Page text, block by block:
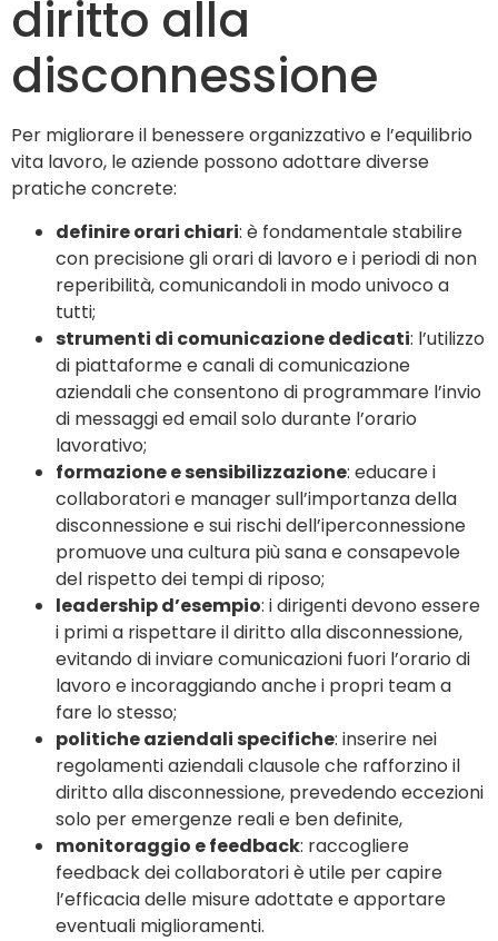
diritto alla
disconnessione
Per migliorare il benessere organizzativo e l’equilibrio
vita lavoro, le aziende possono adottare diverse
pratiche concrete:
definire orari chiari: è fondamentale stabilire
con precisione gli orari di lavoro e i periodi di non
reperibilità, comunicandoli in modo univoco a
tutti;
strumenti di comunicazione dedicati: l’utilizzo
di piattaforme e canali di comunicazione
aziendali che consentono di programmare l’invio
di messaggi ed email solo durante l’orario
lavorativo;
formazione e sensibilizzazione: educare i
collaboratori e manager sull’importanza della
disconnessione e sui rischi dell’iperconnessione
promuove una cultura più sana e consapevole
del rispetto dei tempi di riposo;
leadership d’esempio: i dirigenti devono essere
i primi a rispettare il diritto alla disconnessione,
evitando di inviare comunicazioni fuori l’orario di
lavoro e incoraggiando anche i propri team a
fare lo stesso;
politiche aziendali specifiche: inserire nei
regolamenti aziendali clausole che rafforzino il
diritto alla disconnessione, prevedendo eccezioni
solo per emergenze reali e ben definite,
monitoraggio e feedback: raccogliere
feedback dei collaboratori è utile per capire
l’efficacia delle misure adottate e apportare
eventuali miglioramenti.